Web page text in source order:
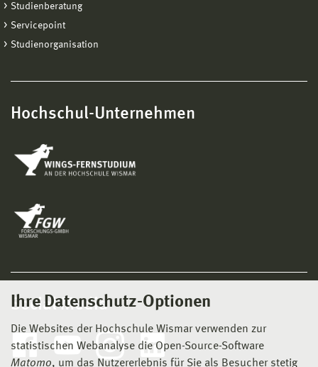
Ihre Datenschutz-Optionen
Die Websites der Hochschule Wismar verwenden zur
statistischen Webanalyse die Open-Source-Software
Matomo, um das Nutzererlebnis für Sie als Besucher stetig
Baustellenbesichtigung Neptungrotte im Park Sanssouci, 1751-
57
Studienberatung
Servicepoint
Studienorganisation
Hochschul-Unternehmen
Social Media